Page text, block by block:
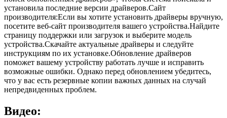
установила последние версии драйверов.Сайт
производителя:Если вы хотите установить драйверы вручную,
посетите веб-сайт производителя вашего устройства.Найдите
страницу поддержки или загрузок и выберите модель
устройства.Скачайте актуальные драйверы и следуйте
инструкциям по их установке.Обновление драйверов
поможет вашему устройству работать лучше и исправить
возможные ошибки. Однако перед обновлением убедитесь,
что у вас есть резервные копии важных данных на случай
непредвиденных проблем.
Видео: